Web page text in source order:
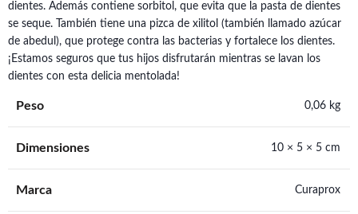
dientes. Además contiene sorbitol, que evita que la pasta de dientes
se seque. También tiene una pizca de xilitol (también llamado azúcar
de abedul), que protege contra las bacterias y fortalece los dientes.
¡Estamos seguros que tus hijos disfrutarán mientras se lavan los
dientes con esta delicia mentolada!
Peso 0,06 kg
Dimensiones 10 × 5 × 5 cm
Marca Curaprox